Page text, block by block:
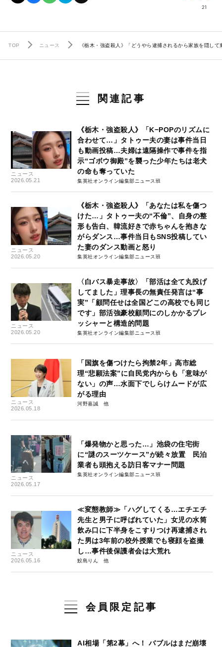
21
TOP ニュース 《栃木・強盗殺人》「どうやら逮捕されるから家族を隠し
関連記事
ニュース
2026.05.21
《栃木・強盗殺人》「K−POPのリズムに
合わせて…」タトゥー夫の妻は事件当日
も動画投稿…夫婦は遠隔操作で事件を指
示“ゴボウ御殿”を襲った少年たちは老犬
の命も奪っていた
集英社オンライン編集部ニュース班
ニュース
2026.05.20
《栃木・強盗殺人》「あなたは私を傷つ
けた…」タトゥー夫の“不倫”、自身の整
形も告白、韓流好きで赤ちゃんを抱きな
がらダンス…事件当日もSNS投稿してい
た妻のダンス動画と怒り
集英社オンライン編集部ニュース班
ニュース
2026.05.20
〈白バス暴走事故〉「部活は全て丸投げ
してました」理事長の無責任発言は“事
実”「顧問任せは全国どこの高校でも同じ
です」部活強豪校顧問にのしかかるプレ
ッシャーと構造的問題
集英社オンライン編集部ニュース班
ニュース
2026.05.18
「国旗を傷つけたら拘禁2年」高市総
理“悲願法案”に自民党内からも「意味が
ない」の声…水面下でしらけムードが広
がる理由
河野嘉誠
ニュース
2026.05.17
「爆発物かと思った…」池袋の住宅街
に“謎のスーツケース”が続々放置 民泊
業者も頭抱える訪日客マナー問題
集英社オンライン編集部ニュース班
ニュース
2026.05.16
≪変態教師≫「ハグしてくる…エチエチ
先生と男子に呼ばれていた」女児の水筒
飲み口に下半身をこすりつけ再逮捕され
た男は3年前の校外授業でも寝顔を盗撮
し…事件後保護者会は大荒れ
鮫島りん
会員限定記事
AI相場「第2幕」へ！ バブルはまだ崩壊